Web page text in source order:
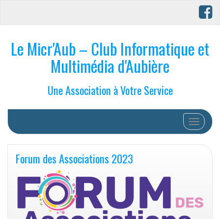
Le Micr'Aub – Club Informatique et
Multimédia d'Aubière
Une Association à Votre Service
Afficher/
Forum des Associations 2023